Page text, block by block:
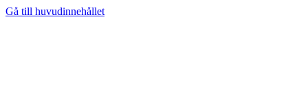
Gå till huvudinnehållet